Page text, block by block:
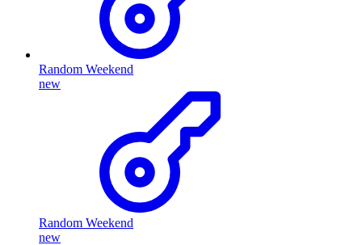
Random Weekend
new
Random Weekend
new